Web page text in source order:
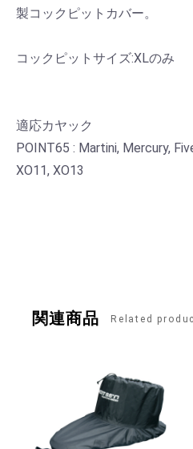
製コックピットカバー。
コックピットサイズ:XLのみ
適応カヤック
POINT65 : Martini, Mercury,
XO11, XO13
関連商品 Related